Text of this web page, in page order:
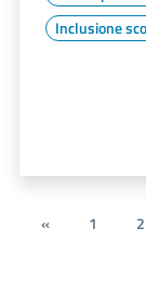
Inclusione
« 1 2